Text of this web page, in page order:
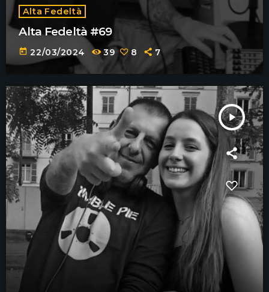
Alta Fedeltà
Alta Fedeltà #69
today 22/03/2024 39 8 7
play_arrow